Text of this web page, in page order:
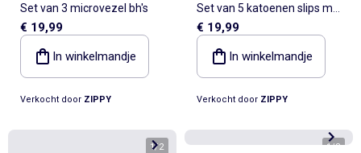
Set van 3 microvezel bh's
€ 19,99
In winkelmandje
Verkocht door ZIPPY
Set van 5 katoenen slips met
Stitch prints
€ 19,99
In winkelmandje
Verkocht door ZIPPY
1/2 1/8